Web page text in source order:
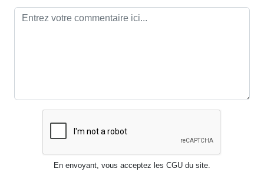
En envoyant, vous acceptez les CGU du site.